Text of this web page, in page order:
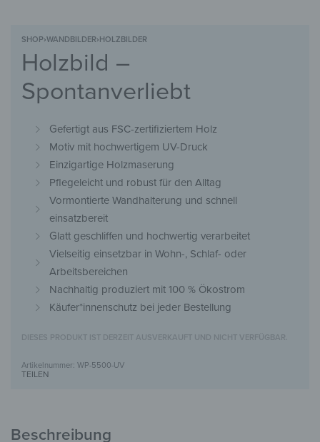
SHOP›WANDBILDER›HOLZBILDER
Holzbild –
Spontanverliebt
Gefertigt aus FSC-zertifiziertem Holz
Motiv mit hochwertigem UV-Druck
Einzigartige Holzmaserung
Pflegeleicht und robust für den Alltag
Vormontierte Wandhalterung und schnell
einsatzbereit
Glatt geschliffen und hochwertig verarbeitet
Vielseitig einsetzbar in Wohn-, Schlaf- oder
Arbeitsbereichen
Nachhaltig produziert mit 100 % Ökostrom
Käufer*innenschutz bei jeder Bestellung
DIESES PRODUKT IST DERZEIT AUSVERKAUFT UND NICHT VERFÜGBAR.
WP-5500-UV
TEILEN
Beschreibung